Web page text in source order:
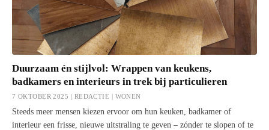
Duurzaam én stijlvol: Wrappen van keukens,
badkamers en interieurs in trek bij particulieren
7 OKTOBER 2025 | REDACTIE | WONEN
Steeds meer mensen kiezen ervoor om hun keuken, badkamer of
interieur een frisse, nieuwe uitstraling te geven – zónder te slopen of te